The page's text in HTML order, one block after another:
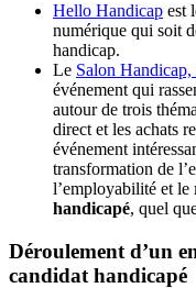
Hello Handicap est
numérique qui soit
handicap.
Le Salon
événement qui
autour de trois
direct et les achats
événement
transformation de
l’employabilité et le
handicapé, quel
Déroulement d’un
candidat handicapé